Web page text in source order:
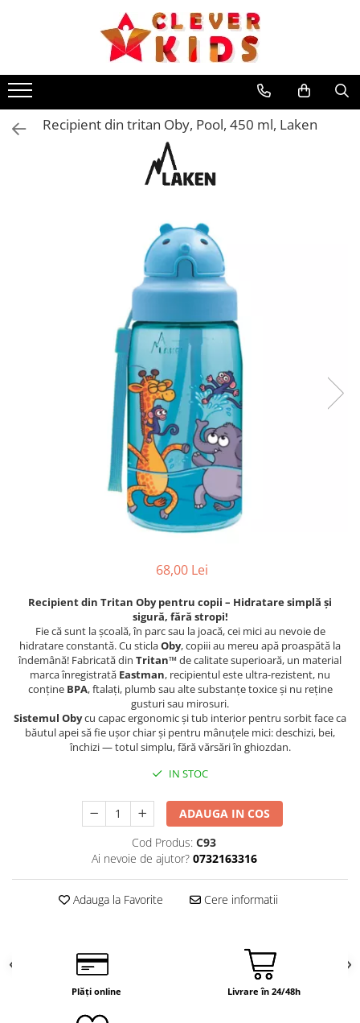
Toate Produsele
Copii
Alimentatie
Termosuri pentru alimente
Servetele Umede Copii
Gustări Bio pentru Copii
Biscuiti Bio pentru Copii
Oja pentru copii bio
Termosuri și recipiente
Accesorii par
Creta colorata pentru par
Oja Barbie Snails
Stickere unghii
Tatuaje fata copii
Alimentatie adulti
Demachiere si Curatare Ten
Produse igiena intima
Recipient din tritan Oby, Pool, 450 ml, Laken
68,00 Lei
Recipient din Tritan Oby pentru copii – Hidratare simplă și
sigură, fără stropi!
Fie că sunt la școală, în parc sau la joacă, cei mici au nevoie de
hidratare constantă. Cu sticlaOby, copiii au mereu apă proaspătă la
îndemână! Fabricată din Tritan™ de calitate superioară, un material
marca înregistrată Eastman, recipientul este ultra-rezistent, nu
conține BPA, ftalați, plumb sau alte substanțe toxice și nu reține
gusturi sau mirosuri.
Sistemul Obycu capac ergonomic și tub interior pentru sorbit face ca
băutul apei să fie ușor chiar și pentru mânuțele mici: deschizi, bei,
închizi — totul simplu, fără vărsări în ghiozdan.
IN STOC
ADAUGA IN COS
Cod Produs: C93
Ai nevoie de ajutor? 0732163316
Adauga la Favorite Cere informatii
Plăți online Livrare în 24/48h